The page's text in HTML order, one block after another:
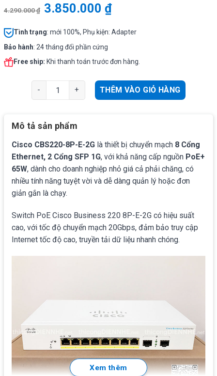
4.290.000₫ 3.850.000₫
Tình trạng: mới 100%, Phụ kiện: Adapter
Bảo hành: 24 tháng đổi phần cứng
Free ship: Khi thanh toán trước đơn hàng.
Cisco CBS220-8P-E-2G | Switch chia mạng 10 Port
THÊM VÀO GIỎ HÀNG
Mô tả sản phẩm
Cisco CBS220-8P-E-2G là thiết bị chuyển mạch 8 Cổng
Ethernet, 2 Cổng SFP 1G, với khả năng cấp nguồn PoE+
65W, dành cho doanh nghiệp nhỏ giá cả phải chăng, có
nhiều tính năng tuyệt vời và dễ dàng quản lý hoặc đơn
giản gắn là chạy.
Switch PoE Cisco Business 220 8P-E-2G có hiệu suất
cao, với tốc độ chuyển mạch 20Gbps, đảm bảo truy cập
Internet tốc độ cao, truyền tải dữ liệu nhanh chóng.
Xem thêm